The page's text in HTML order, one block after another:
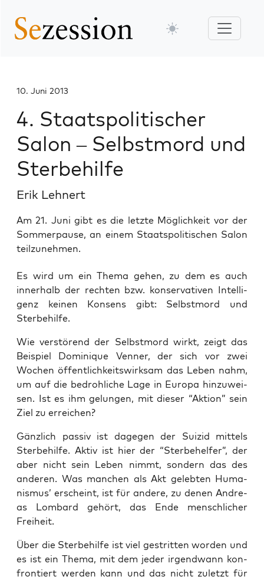
10. Juni 2013
4. Staatspolitischer
Salon – Selbstmord und
Sterbehilfe
Erik Lehnert
Am 21. Juni gibt es die letzte Möglichkeit vor der
Sommerpause, an einem Staatspolitischen Salon
teilzunehmen.
Es wird um ein The­ma gehen, zu dem es auch
inner­halb der rech­ten bzw. kon­ser­va­ti­ven Intel­li­
genz kei­nen Kon­sens gibt: Selbst­mord und
Sterbehilfe.
Wie ver­stö­rend der Selbst­mord wirkt, zeigt das
Bei­spiel Domi­ni­que Ven­ner, der sich vor zwei
Wochen öffent­lich­keits­wirk­sam das Leben nahm,
um auf die bedroh­li­che Lage in Euro­pa hin­zu­wei­
sen. Ist es ihm gelun­gen, mit die­ser “Akti­on” sein
Ziel zu erreichen?
Gänz­lich pas­siv ist dage­gen der Sui­zid mit­tels
Ster­be­hil­fe. Aktiv ist hier der “Ster­be­hel­fer”, der
aber nicht sein Leben nimmt, son­dern das des
ande­ren. Was man­chen als Akt geleb­ten Huma­
nis­mus’ erscheint, ist für ande­re, zu denen Andre­
as Lom­bard gehört, das Ende mensch­li­cher
Freiheit.
Über die Ster­be­hil­fe ist viel gestrit­ten wor­den und
es ist ein The­ma, mit dem jeder irgend­wann kon­
fron­tiert wer­den kann und das nicht zuletzt für